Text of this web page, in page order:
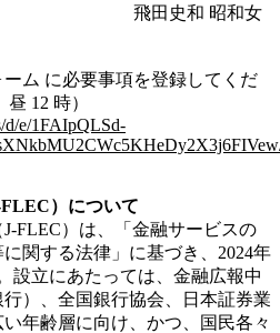
史和 昭和女
ム に必要事項を登録してくだ
12 時）
d/e/1FAIpQLSd-
）について
FLEC）は、「金融サービスの
関する法律」に基づき、2024年
設立にあたっては、金融広報中
）、全国銀行協会、日本証券業
年齢層に向け、かつ、国民各々